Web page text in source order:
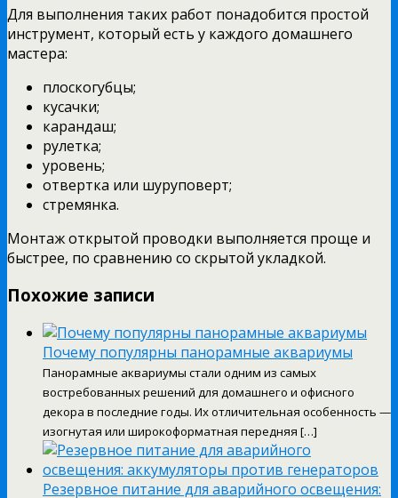
Для выполнения таких работ понадобится простой
инструмент, который есть у каждого домашнего
мастера:
плоскогубцы;
кусачки;
карандаш;
рулетка;
уровень;
отвертка или шуруповерт;
стремянка.
Монтаж открытой проводки выполняется проще и
быстрее, по сравнению со скрытой укладкой.
Похожие записи
Почему популярны панорамные аквариумы
Панорамные аквариумы стали одним из самых
востребованных решений для домашнего и офисного
декора в последние годы. Их отличительная особенность —
изогнутая или широкоформатная передняя […]
Резервное питание для аварийного освещения: